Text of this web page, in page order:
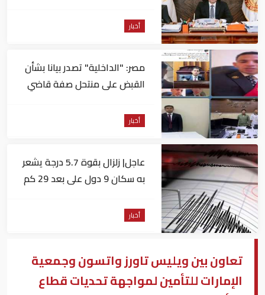
أخبار
مصر: "الداخلية" تصدر بيانا بشأن
القبض على منتحل صفة قاضي
أخبار
عاجل| زلزال بقوة 5.7 درجة يشعر
به سكان 9 دول على بعد 29 كم
أخبار
تعاون بين ويليس تاورز واتسون وجمعية
الإمارات للتأمين لمواجهة تحديات قطاع